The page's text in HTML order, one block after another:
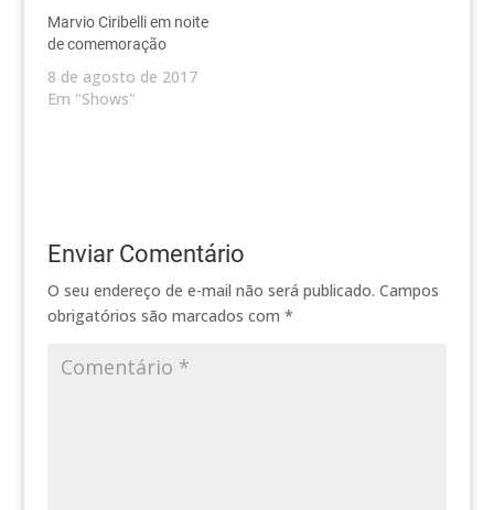
Marvio Ciribelli em noite
de comemoração
8 de agosto de 2017
Em "Shows"
Enviar Comentário
O seu endereço de e-mail não será publicado. Campos
obrigatórios são marcados com *